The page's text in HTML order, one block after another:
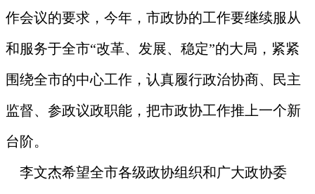
作会议的要求，今年，市政协的工作要继续服从
和服务于全市“改革、发展、稳定”的大局，紧紧
围绕全市的中心工作，认真履行政治协商、民主
监督、参政议政职能，把市政协工作推上一个新
台阶。
李文杰希望全市各级政协组织和广大政协委